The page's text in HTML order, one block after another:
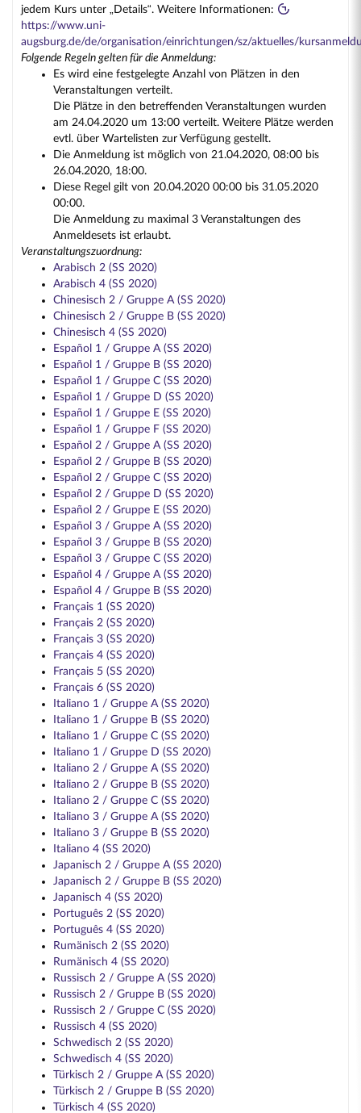
jedem Kurs unter „Details“. Weitere Informationen:
https://www.uni-
augsburg.de/de/organisation/einrichtungen/sz/aktuelles/
Folgende Regeln gelten für die Anmeldung:
Es wird eine festgelegte Anzahl von Plätzen in den
Veranstaltungen verteilt.
Die Plätze in den betreffenden Veranstaltungen wurden
am 24.04.2020 um 13:00 verteilt. Weitere Plätze werden
evtl. über Wartelisten zur Verfügung gestellt.
Die Anmeldung ist möglich von 21.04.2020, 08:00 bis
26.04.2020, 18:00.
Diese Regel gilt von 20.04.2020 00:00 bis 31.05.2020
00:00.
Die Anmeldung zu maximal 3 Veranstaltungen des
Anmeldesets ist erlaubt.
Veranstaltungszuordnung:
Arabisch 2 (SS 2020)
Arabisch 4 (SS 2020)
Chinesisch 2 / Gruppe A (SS 2020)
Chinesisch 2 / Gruppe B (SS 2020)
Chinesisch 4 (SS 2020)
Español 1 / Gruppe A (SS 2020)
Español 1 / Gruppe B (SS 2020)
Español 1 / Gruppe C (SS 2020)
Español 1 / Gruppe D (SS 2020)
Español 1 / Gruppe E (SS 2020)
Español 1 / Gruppe F (SS 2020)
Español 2 / Gruppe A (SS 2020)
Español 2 / Gruppe B (SS 2020)
Español 2 / Gruppe C (SS 2020)
Español 2 / Gruppe D (SS 2020)
Español 2 / Gruppe E (SS 2020)
Español 3 / Gruppe A (SS 2020)
Español 3 / Gruppe B (SS 2020)
Español 3 / Gruppe C (SS 2020)
Español 4 / Gruppe A (SS 2020)
Español 4 / Gruppe B (SS 2020)
Français 1 (SS 2020)
Français 2 (SS 2020)
Français 3 (SS 2020)
Français 4 (SS 2020)
Français 5 (SS 2020)
Français 6 (SS 2020)
Italiano 1 / Gruppe A (SS 2020)
Italiano 1 / Gruppe B (SS 2020)
Italiano 1 / Gruppe C (SS 2020)
Italiano 1 / Gruppe D (SS 2020)
Italiano 2 / Gruppe A (SS 2020)
Italiano 2 / Gruppe B (SS 2020)
Italiano 2 / Gruppe C (SS 2020)
Italiano 3 / Gruppe A (SS 2020)
Italiano 3 / Gruppe B (SS 2020)
Italiano 4 (SS 2020)
Japanisch 2 / Gruppe A (SS 2020)
Japanisch 2 / Gruppe B (SS 2020)
Japanisch 4 (SS 2020)
Português 2 (SS 2020)
Português 4 (SS 2020)
Rumänisch 2 (SS 2020)
Rumänisch 4 (SS 2020)
Russisch 2 / Gruppe A (SS 2020)
Russisch 2 / Gruppe B (SS 2020)
Russisch 2 / Gruppe C (SS 2020)
Russisch 4 (SS 2020)
Schwedisch 2 (SS 2020)
Schwedisch 4 (SS 2020)
Türkisch 2 / Gruppe A (SS 2020)
Türkisch 2 / Gruppe B (SS 2020)
Türkisch 4 (SS 2020)